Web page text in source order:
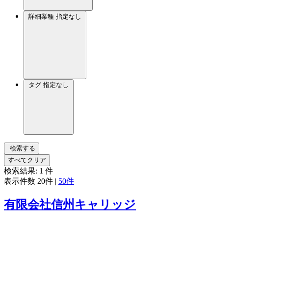
詳細業種 指定なし
タグ 指定なし
検索する
すべてクリア
検索結果: 1 件
表示件数 20件 | 50件
有限会社信州キャリッジ